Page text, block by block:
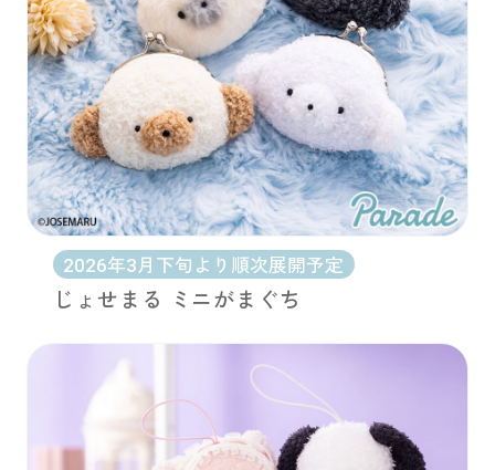
2026年3月下旬より順次展開予定
じょせまる ミニがまぐち